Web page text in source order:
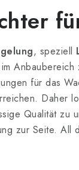
, speziell
für das
Daher
Qualität zu
zur Seite. All